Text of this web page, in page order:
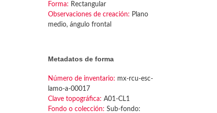
Forma: Rectangular
Observaciones de creación: Plano
medio, ángulo frontal
Metadatos de forma
Número de inventario: mx-rcu-esc-
lamo-a-00017
Clave topográfica: A01-CL1
Fondo o colección: Sub-fondo: